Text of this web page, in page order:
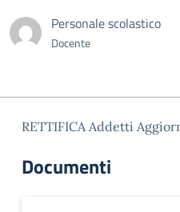
Personale scolastico
Docente
RETTIFICA Addetti
Documenti